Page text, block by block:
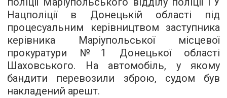
Нацполіції в Донецькій області під
процесуальним керівництвом заступника
керівника Маріупольської місцевої
прокуратури №1 Донецької області
Шаховського. На автомобіль, у якому
бандити перевозили зброю, судом був
накладений арешт.